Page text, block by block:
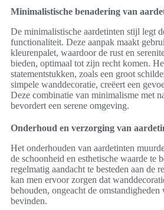
Minimalistische benadering van
De minimalistische aardetinten stijl legt
functionaliteit. Deze aanpak maakt
kleurenpalet, waardoor de rust en
bieden, optimaal tot zijn recht komen.
statementstukken, zoals een groot
simpele wanddecoratie, creëert een
Deze combinatie van minimalisme met
bevordert een serene omgeving.
Onderhoud en verzorging van
Het onderhouden van aardetinten
de schoonheid en esthetische waarde te
regelmatig aandacht te besteden aan de
kan men ervoor zorgen dat
behouden, ongeacht de omstandigheden
bevinden.